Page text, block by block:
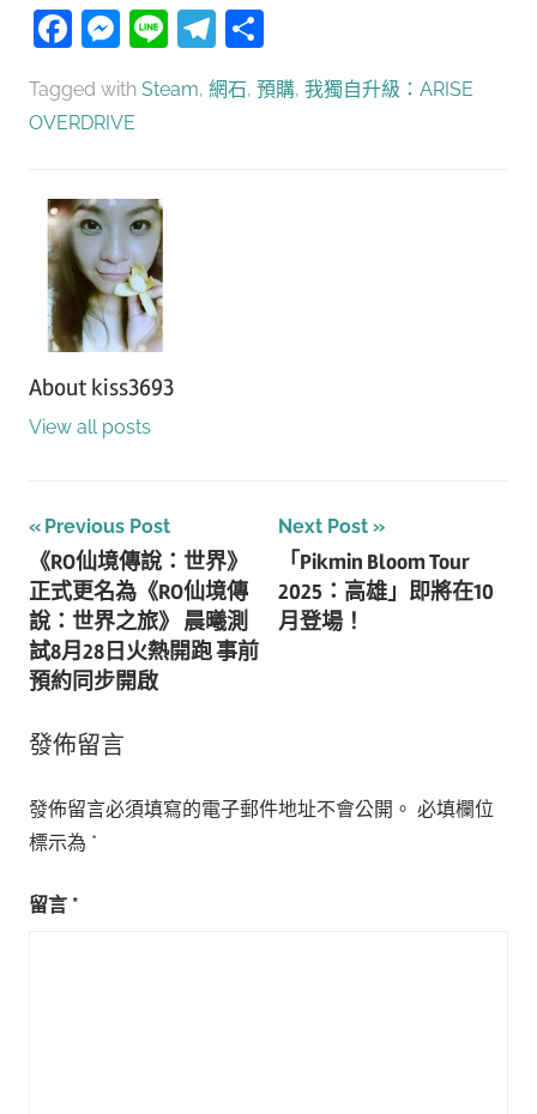
Facebook
Messenger
LineTelegram
Tagged with Steam, 網石, 預購, 我獨自升級：ARISE
OVERDRIVE
About kiss3693
View all posts
文
章
導
覽
Previous Post
《RO仙境傳說：世界》
正式更名為《RO仙境傳
說：世界之旅》 晨曦測
試8月28日火熱開跑 事前
預約同步開啟
Next Post
「Pikmin Bloom Tour
2025：高雄」即將在10
月登場！
發佈留言
發佈留言必須填寫的電子郵件地址不會公開。 必填欄位
標示為 *
留言 *